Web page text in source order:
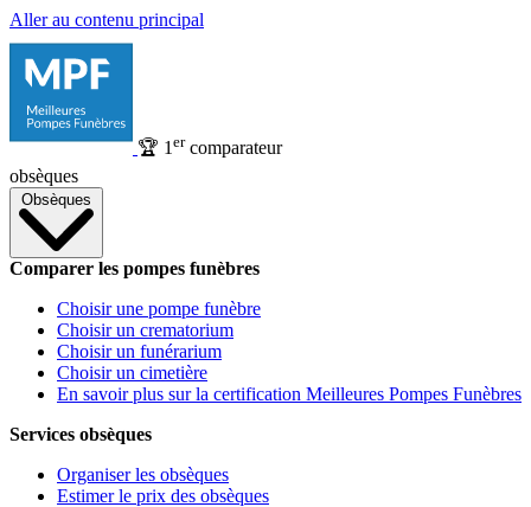
Aller au contenu principal
🏆 1 ercomparateur
obsèques
Obsèques
Comparer les pompes funèbres
Choisir une pompe funèbre
Choisir un crematorium
Choisir un funérarium
Choisir un cimetière
En savoir plus sur la certification Meilleures Pompes Funèbres
Services obsèques
Organiser les obsèques
Estimer le prix des obsèques